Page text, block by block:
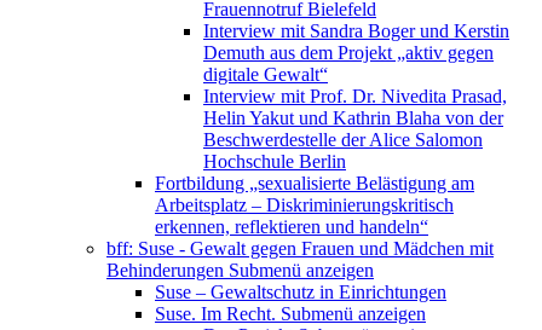
Frauennotruf Bielefeld
Interview mit Sandra Boger und Kerstin
Demuth aus dem Projekt „aktiv gegen
digitale Gewalt“
Interview mit Prof. Dr. Nivedita Prasad,
Helin Yakut und Kathrin Blaha von der
Beschwerdestelle der Alice Salomon
Hochschule Berlin
Fortbildung „sexualisierte Belästigung am
Arbeitsplatz – Diskriminierungskritisch
erkennen, reflektieren und handeln“
bff: Suse - Gewalt gegen Frauen und Mädchen mit
Behinderungen Submenü anzeigen
Suse – Gewaltschutz in Einrichtungen
Suse. Im Recht. Submenü anzeigen